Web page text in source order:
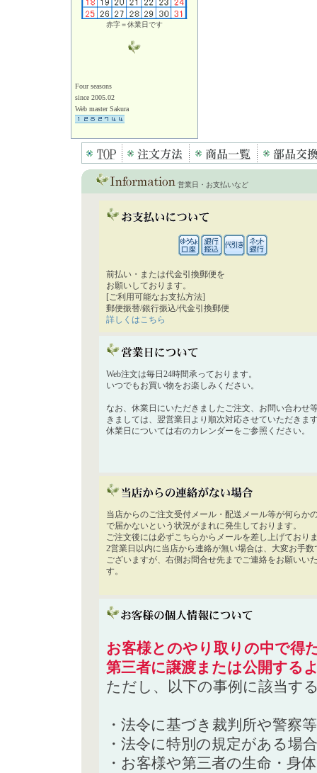
赤字＝休業日です
Four seasons
since 2005.02
Web master Sakura
営業日・お支払いなど
前払い・または代金引換郵便を
お願いしております。
[ご利用可能なお支払方法]
郵便振替/銀行振込/代金引換郵便
詳しくはこちら
Web注文は毎日24時間承っております。
いつでもお買い物をお楽しみください。
なお、休業日にいただきましたご注文、お問い合わせ
きましては、翌営業日より順次対応させていただきま
休業日については右のカレンダーをご参照ください。
当店からのご注文受付メール・配送メール等が何らか
で届かないという状況がまれに発生しております。
ご注文後には必ずこちらからメールを差し上げており
2営業日以内に当店から連絡が無い場合は、大変お手数
ございますが、右側お問合せ先までご連絡をお願いい
す。
お客様とのやり取りの中で得
第三者に譲渡または公開する
ただし、以下の事例に該当す
・法令に基づき裁判所や警察
・法令に特別の規定がある場合
・お客様や第三者の生命・身